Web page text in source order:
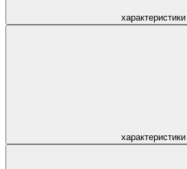
характеристики
характеристики